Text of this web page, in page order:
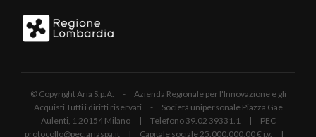
© Copyright Aria S.p.A. - Azienda Regionale per l'Innovazione e gli
Acquisti Tutti i diritti riservati - Società unipersonale Piazza Gae
Aulenti, 1 20154 Milano | Telefono 39.02 39331.1 | PEC
protocollo@pec.ariaspa.it | Capitale sociale 25.000.000,00 € i.v. |